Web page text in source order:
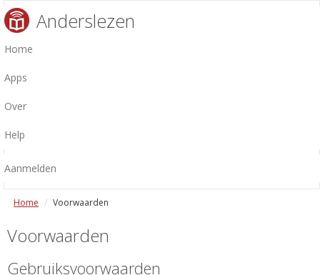
Anderslezen
Home
Apps
Over
Help
Aanmelden
Home Voorwaarden
Voorwaarden
Gebruiksvoorwaarden